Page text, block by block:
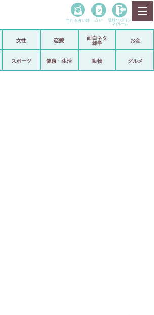
政治
当たる占い師 占い 登録• ログイン
マイルーム
女性 恋愛
面白ネタ
雑学
お金
スポーツ 健康・生活 動物 グルメ